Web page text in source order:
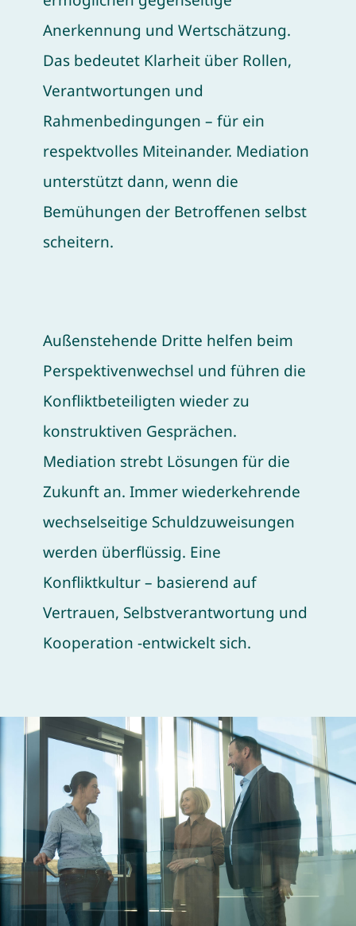
Anerkennung und Wertschätzung.
Das bedeutet Klarheit über Rollen,
Verantwortungen und
Rahmenbedingungen – für ein
respektvolles Miteinander. Mediation
unterstützt dann, wenn die
Bemühungen der Betroffenen selbst
scheitern.
Außenstehende Dritte helfen beim
Perspektivenwechsel und führen die
Konfliktbeteiligten wieder zu
konstruktiven Gesprächen.
Mediation strebt Lösungen für die
Zukunft an. Immer wiederkehrende
wechselseitige Schuldzuweisungen
werden überflüssig. Eine
Konfliktkultur – basierend auf
Vertrauen, Selbstverantwortung und
Kooperation -entwickelt sich.